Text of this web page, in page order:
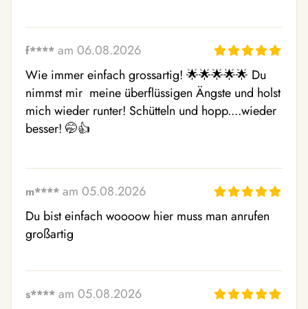
f**** am 06.08.2026
Wie immer einfach grossartig! 🌟🌟🌟🌟🌟 Du
nimmst mir  meine überflüssigen Ängste und holst
mich wieder runter! Schütteln und hopp....wieder
besser! 🤭👍
m**** am 05.08.2026
Du bist einfach woooow hier muss man anrufen
großartig
s**** am 05.08.2026